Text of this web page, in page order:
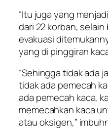
“Itu juga yang
dari 22 korban,
evakuasi
yang di pinggiran
“Sehingga tidak ada
tidak ada pemecah
ada pemecah kaca,
memecahkan kaca
atau oksigen,”